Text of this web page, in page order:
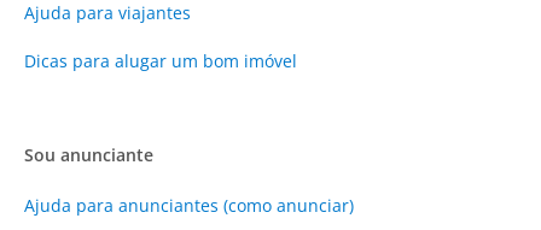
Ajuda para viajantes
Dicas para alugar um bom imóvel
Sou anunciante
Ajuda para anunciantes (como anunciar)